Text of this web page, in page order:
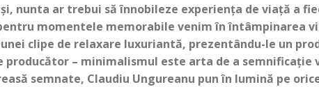
nunta ar trebui să înnobileze experiența de viață a
momentele memorabile venim în întâmpinarea
clipe de relaxare luxuriantă, prezentându-le un
producător – minimalismul este arta de a
semnate, Claudiu Ungureanu pun în lumină pe